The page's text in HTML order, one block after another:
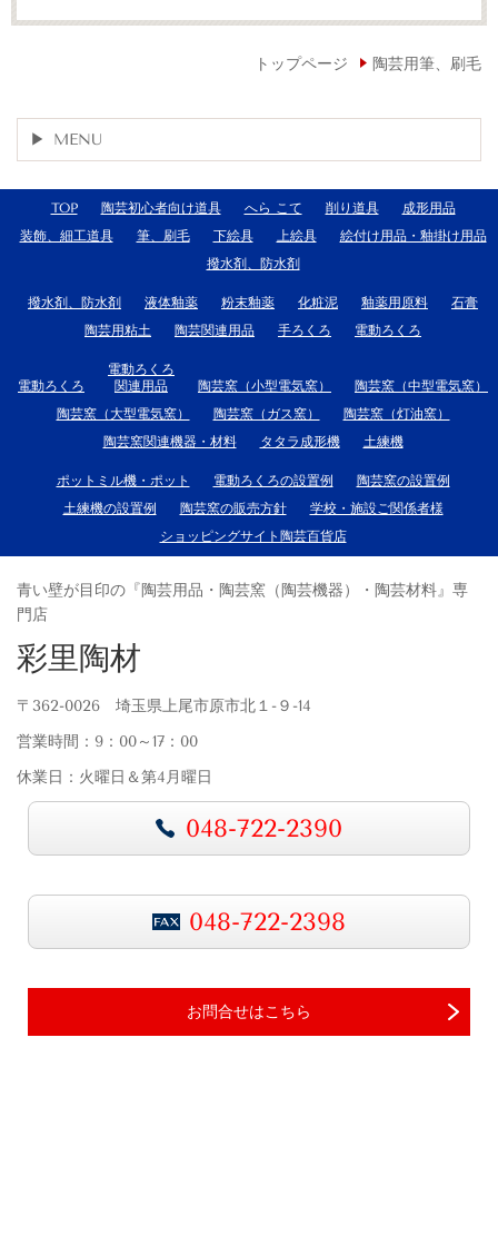
トップページ 陶芸用筆、刷毛
MENU
TOP 陶芸初心者向け道具 へら こて 削り道具
成形用品
装飾、細工道具
筆、刷毛 下絵具 上絵具
絵付け用品・釉掛け用品
撥水剤、防水剤
撥水剤、防水剤 液体釉薬 粉末釉薬 化粧泥 釉薬用原料
石膏
陶芸用粘土
陶芸関連用品 手ろくろ 電動ろくろ
電動ろくろ
電動ろくろ
関連用品
陶芸窯（小型電気窯）
陶芸窯（中型電気窯）
陶芸窯（大型電気窯）
陶芸窯（ガス窯）
陶芸窯（灯油窯）
陶芸窯関連機器・材料
タタラ成形機 土練機
ポットミル機・ポット 電動ろくろの設置例
陶芸窯の設置例
土練機の設置例
陶芸窯の販売方針
学校・施設ご関係者様
ショッピングサイト陶芸百貨店
青い壁が目印の『陶芸用品・陶芸窯（陶芸機器）・陶芸材料』専
門店
彩里陶材
〒362-0026 埼玉県上尾市原市北１-９-14
営業時間：9：00～17：00
休業日：火曜日＆第4月曜日
048-722-2390
048-722-2398
お問合せはこちら